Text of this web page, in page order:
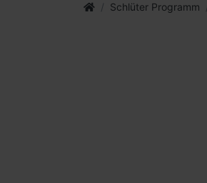
Schlüter Programm